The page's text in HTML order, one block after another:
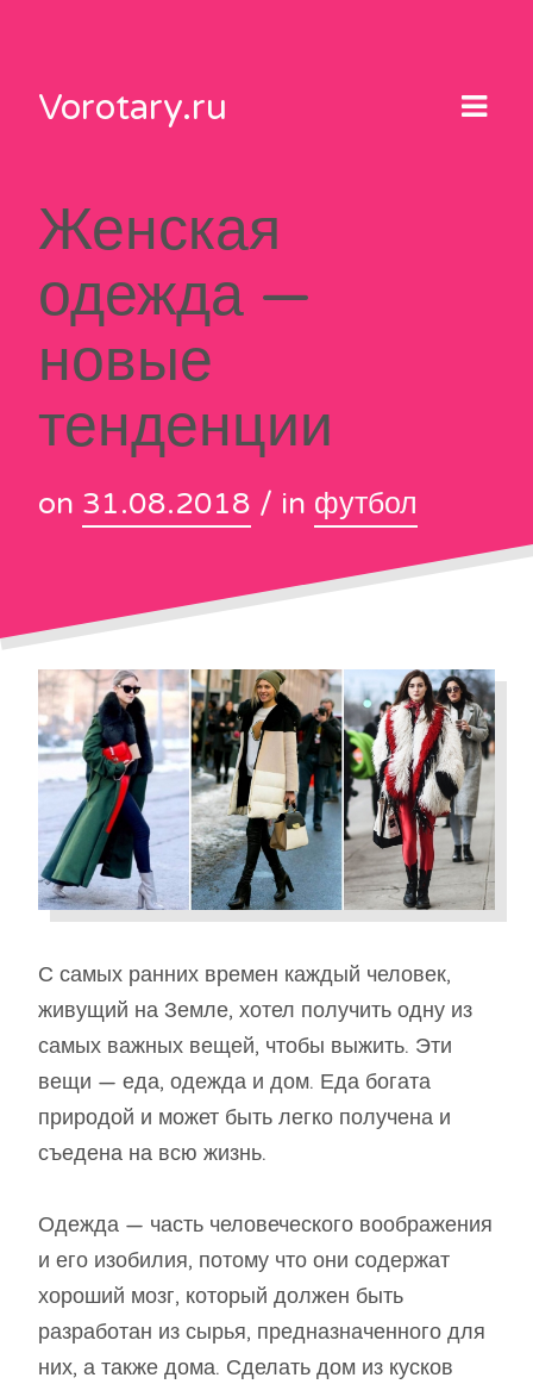
contentVorotary.ru
Женская
одежда —
новые
тенденции
on 31.08.2018 / in футбол
С самых ранних времен каждый человек,
живущий на Земле, хотел получить одну из
самых важных вещей, чтобы выжить. Эти
вещи — еда, одежда и дом. Еда богата
природой и может быть легко получена и
съедена на всю жизнь.
Одежда — часть человеческого воображения
и его изобилия, потому что они содержат
хороший мозг, который должен быть
разработан из сырья, предназначенного для
них, а также дома. Сделать дом из кусков